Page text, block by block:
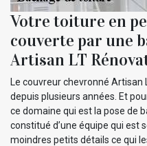
Votre toiture en
couverte par une
Artisan LT
Le couvreur chevronné
depuis plusieurs années. Et
ce domaine qui est la pose de
constitué d’une équipe qui est
moindres petits détails ce qui